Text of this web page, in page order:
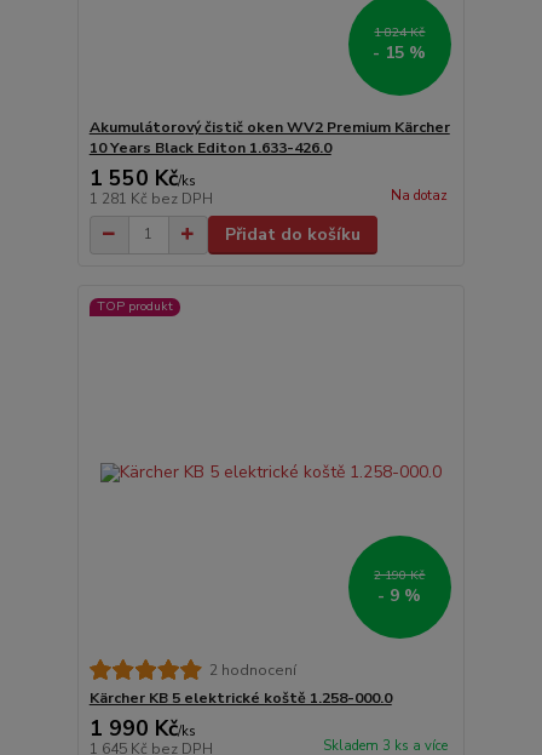
1 824 Kč
- 15 %
Akumulátorový čistič oken WV2 Premium Kärcher
10 Years Black Editon 1.633-426.0
1 550 Kč/ks
1 281 Kč bez DPH Na dotaz
Přidat do košíku
TOP produkt
2 190 Kč
- 9 %
2 hodnocení
Kärcher KB 5 elektrické koště 1.258-000.0
1 990 Kč/ks
1 645 Kč bez DPH Skladem 3 ks a více